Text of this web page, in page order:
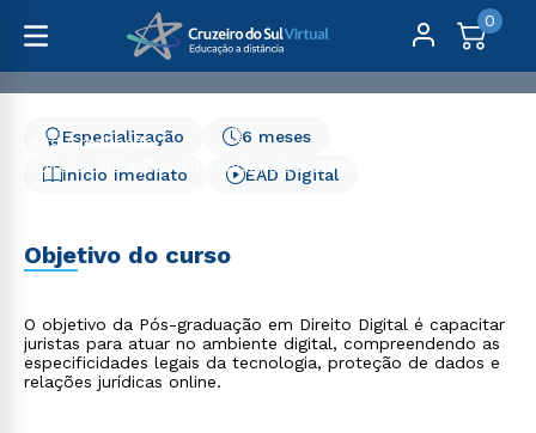
0
Pós-Graduação
Direito, Relações Internacionais e Ciência Política
Direito Digital - 6 meses
Início Imediato
6 meses
Especialização
EAD Digital
Objetivo do curso
O objetivo da Pós-graduação em Direito Digital é capacitar
juristas para atuar no ambiente digital, compreendendo as
especificidades legais da tecnologia, proteção de dados e
relações jurídicas online.